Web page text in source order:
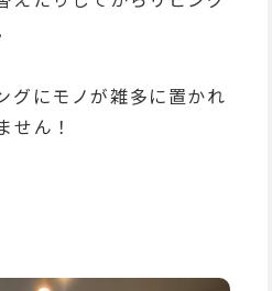
グにモノが雑多に置かれ
せん！